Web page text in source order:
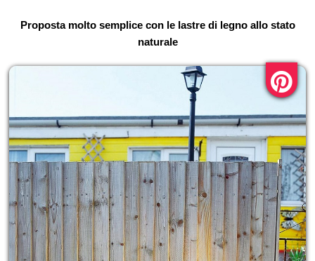
Proposta molto semplice con le lastre di legno allo stato
naturale